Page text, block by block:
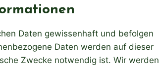
Daten gewissenhaft und befolgen
Daten werden auf dieser
Zwecke notwendig ist. Wir werden